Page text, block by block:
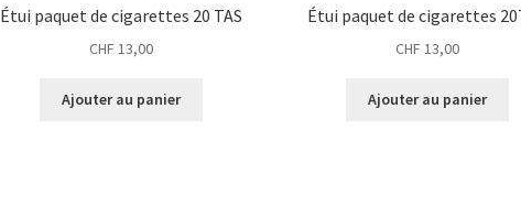
Étui paquet de cigarettes 20 TAS
CHF 13,00
Ajouter au panier
Étui paquet de cigarettes
CHF 13,00
Ajouter au panier